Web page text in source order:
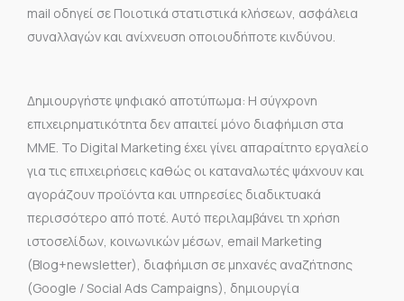
mail οδηγεί σε Ποιοτικά στατιστικά κλήσεων, ασφάλεια
συναλλαγών και ανίχνευση οποιουδήποτε κινδύνου.
Δημιουργήστε ψηφιακό αποτύπωμα: Η σύγχρονη
επιχειρηματικότητα δεν απαιτεί μόνο διαφήμιση στα
ΜΜΕ. To Digital Marketing έχει γίνει απαραίτητο εργαλείο
για τις επιχειρήσεις καθώς οι καταναλωτές ψάχνουν και
αγοράζουν προϊόντα και υπηρεσίες διαδικτυακά
περισσότερο από ποτέ. Αυτό περιλαμβάνει τη χρήση
ιστοσελίδων, κοινωνικών μέσων, email Marketing
(Blog+newsletter), διαφήμιση σε μηχανές αναζήτησης
(Google / Social Ads Campaigns), δημιουργία